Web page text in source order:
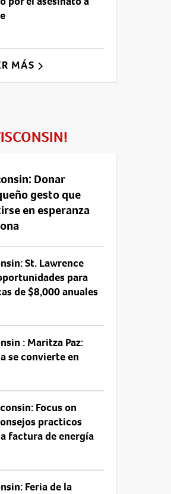
MÁS
Donar
gesto que
en esperanza
St. Lawrence
para
de $8,000 anuales
: Maritza Paz:
se convierte en
Focus on
practicos
factura de energía
Feria de la